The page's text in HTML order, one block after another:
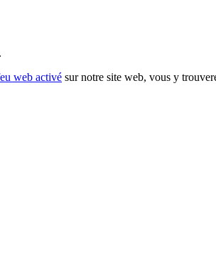
web activé sur notre site web, vous y